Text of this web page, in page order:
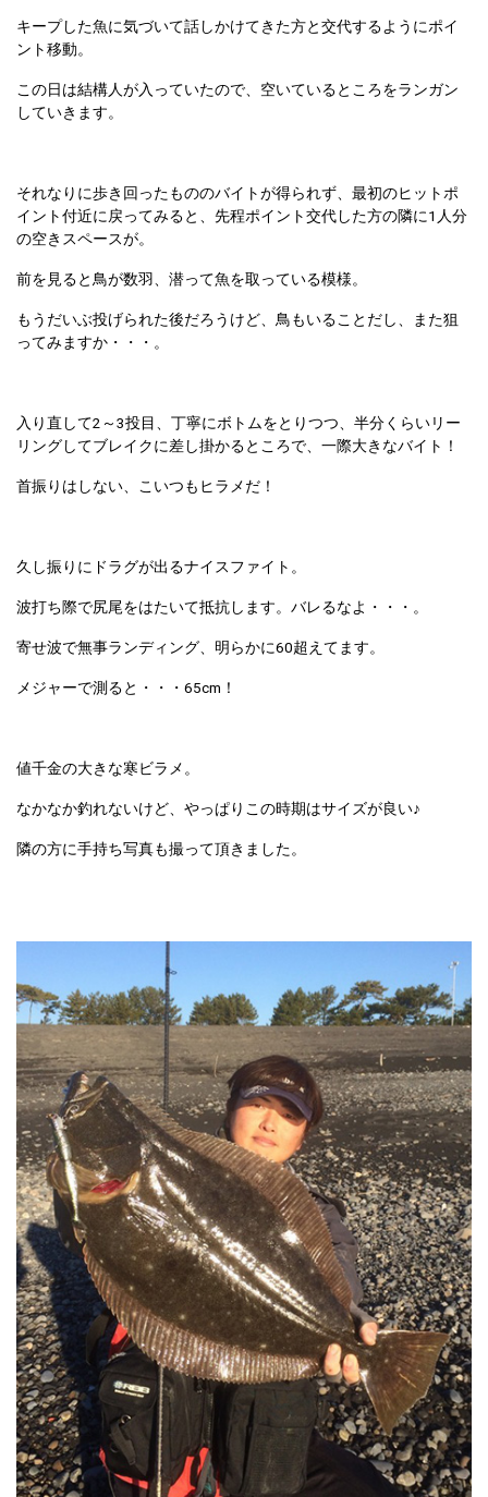
キープした魚に気づいて話しかけてきた方と交代するようにポイ
ント移動。
この日は結構人が入っていたので、空いているところをランガン
していきます。
それなりに歩き回ったもののバイトが得られず、最初のヒットポ
イント付近に戻ってみると、先程ポイント交代した方の隣に1人分
の空きスペースが。
前を見ると鳥が数羽、潜って魚を取っている模様。
もうだいぶ投げられた後だろうけど、鳥もいることだし、また狙
ってみますか・・・。
入り直して2～3投目、丁寧にボトムをとりつつ、半分くらいリー
リングしてブレイクに差し掛かるところで、一際大きなバイト！
首振りはしない、こいつもヒラメだ！
久し振りにドラグが出るナイスファイト。
波打ち際で尻尾をはたいて抵抗します。バレるなよ・・・。
寄せ波で無事ランディング、明らかに60超えてます。
メジャーで測ると・・・65cm！
値千金の大きな寒ビラメ。
なかなか釣れないけど、やっぱりこの時期はサイズが良い♪
隣の方に手持ち写真も撮って頂きました。